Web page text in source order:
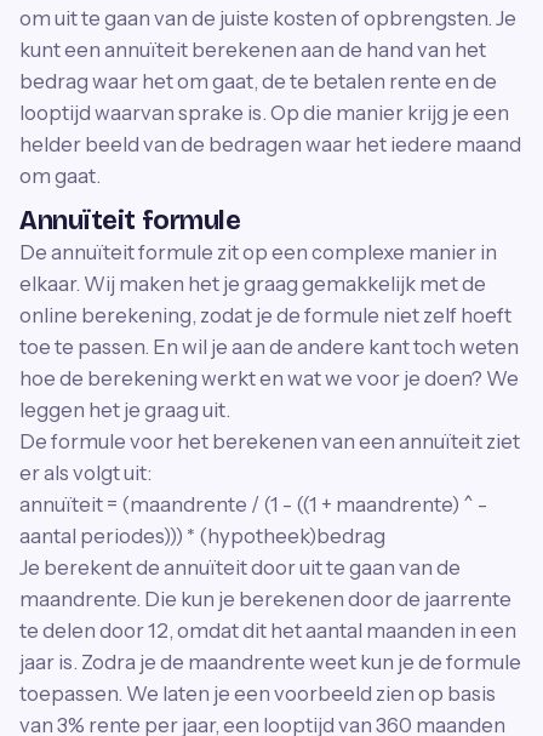
om uit te gaan van de juiste kosten of opbrengsten. Je
kunt een annuïteit berekenen aan de hand van het
bedrag waar het om gaat, de te betalen rente en de
looptijd waarvan sprake is. Op die manier krijg je een
helder beeld van de bedragen waar het iedere maand
om gaat.
Annuïteit formule
De annuïteit formule zit op een complexe manier in
elkaar. Wij maken het je graag gemakkelijk met de
online berekening, zodat je de formule niet zelf hoeft
toe te passen. En wil je aan de andere kant toch weten
hoe de berekening werkt en wat we voor je doen? We
leggen het je graag uit.
De formule voor het berekenen van een annuïteit ziet
er als volgt uit:
annuïteit = (maandrente / (1 - ((1 + maandrente) ^ -
aantal periodes))) * (hypotheek)bedrag
Je berekent de annuïteit door uit te gaan van de
maandrente. Die kun je berekenen door de jaarrente
te delen door 12, omdat dit het aantal maanden in een
jaar is. Zodra je de maandrente weet kun je de formule
toepassen. We laten je een voorbeeld zien op basis
van 3% rente per jaar, een looptijd van 360 maanden